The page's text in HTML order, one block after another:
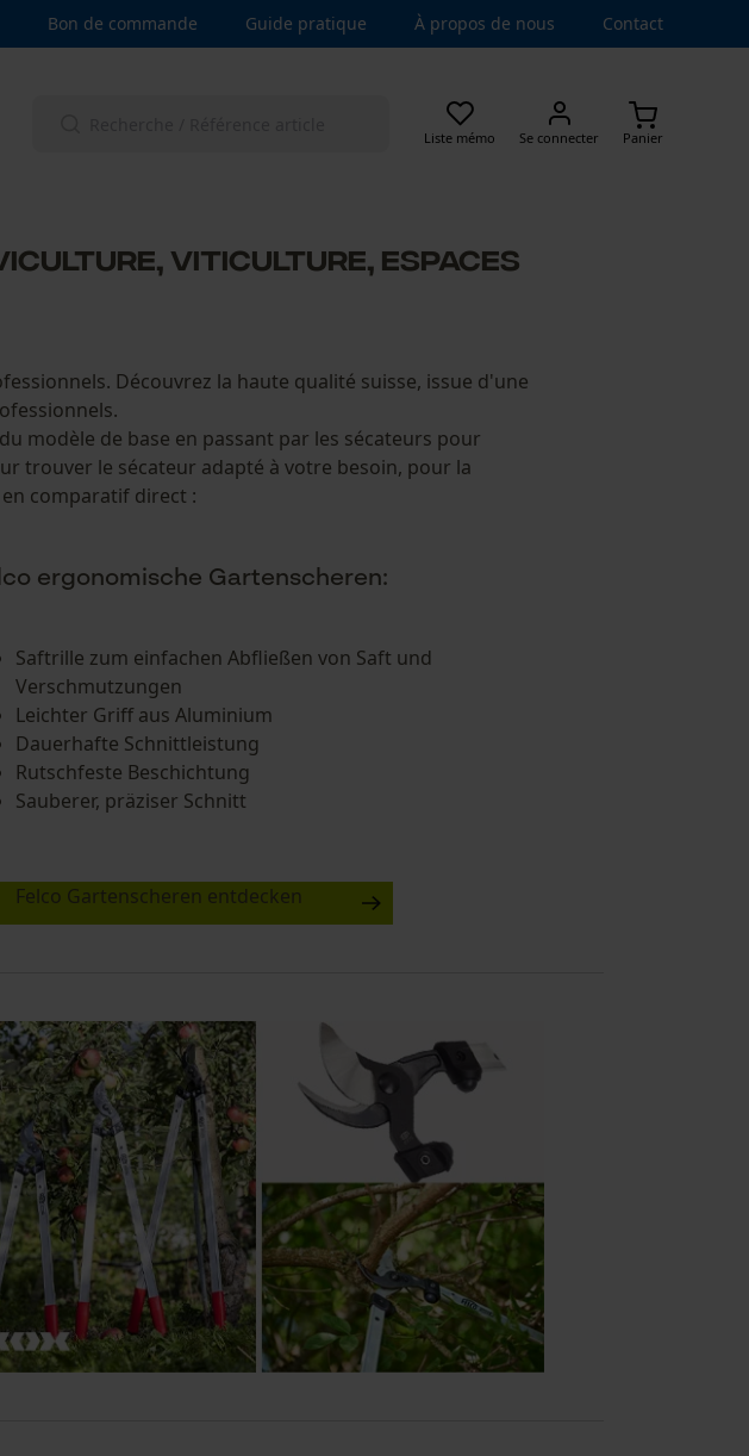
Bon de commande Guide pratique À propos de nous Contact
Liste mémo Se connecter Panier
viticulture, espaces
Découvrez la haute qualité suisse, issue d'une
modèle de base en passant par les sécateurs pour
trouver le sécateur adapté à votre besoin, pour la
comparatif direct :
ergonomische Gartenscheren:
Saftrille zum einfachen Abfließen von Saft und
Verschmutzungen
Leichter Griff aus Aluminium
Dauerhafte Schnittleistung
Rutschfeste Beschichtung
Sauberer, präziser Schnitt
Felco Gartenscheren entdecken